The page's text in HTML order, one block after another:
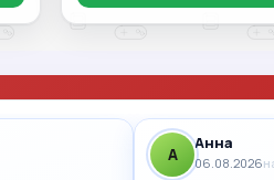
A
Анна
06.08.2026